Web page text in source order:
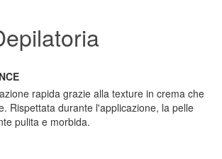
rapida grazie alla texture in crema che
Rispettata durante l'applicazione, la pelle
pulita e morbida.